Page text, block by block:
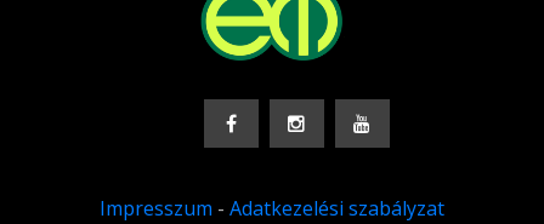
Impresszum - Adatkezelési szabályzat